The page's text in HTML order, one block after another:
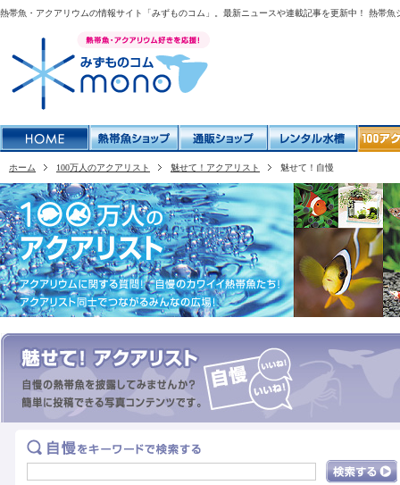
熱帯魚・アクアリウムの情報サイト「みずものコム」。最新ニュースや連載記事を更新中！ 熱帯
ホーム 100万人のアクアリスト 魅せて！アクアリスト 魅せて！自慢